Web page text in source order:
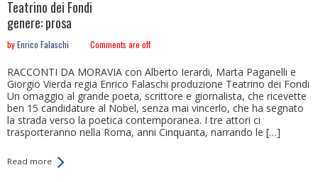
Teatrino dei Fondi
genere: prosa
byEnrico Falaschi Comments are off
RACCONTI DA MORAVIA con Alberto Ierardi, Marta Paganelli e
Giorgio Vierda regia Enrico Falaschi produzione Teatrino dei Fondi
Un omaggio al grande poeta, scrittore e giornalista, che ricevette
ben 15 candidature al Nobel, senza mai vincerlo, che ha segnato
la strada verso la poetica contemporanea. I tre attori ci
trasporteranno nella Roma, anni Cinquanta, narrando le […]
Read more